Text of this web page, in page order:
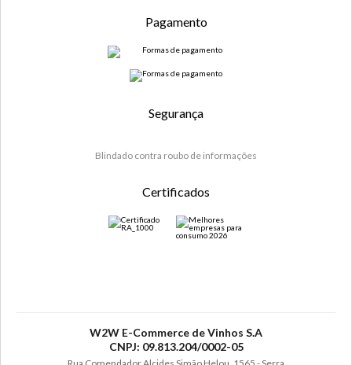
Pagamento
Segurança
Blindado contra roubo de informações
Certificados
W2W E-Commerce de Vinhos S.A
CNPJ: 09.813.204/0002-05